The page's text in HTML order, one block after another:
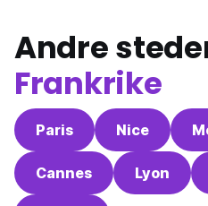
Andre
Frankrike
Paris Nice
Cannes Lyon